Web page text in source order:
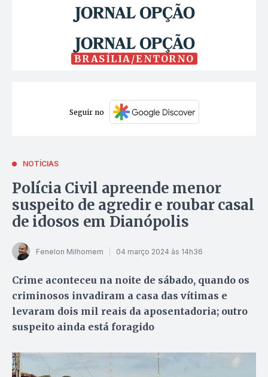
BRASÍLIA/ENTORNO
Seguir no
NOTÍCIAS
Polícia Civil apreende menor
suspeito de agredir e roubar casal
de idosos em Dianópolis
Fenelon Milhomem 04 março 2024 às 14h36
Crime aconteceu na noite de sábado, quando os
criminosos invadiram a casa das vítimas e
levaram dois mil reais da aposentadoria; outro
suspeito ainda está foragido